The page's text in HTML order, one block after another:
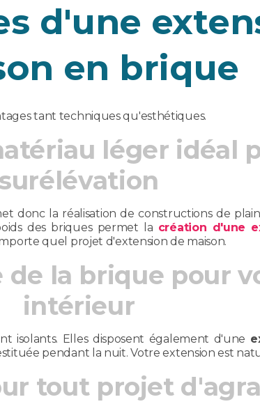
d'une
en brique
tant techniques qu'esthétiques.
léger idéal
surélévation
donc la réalisation de constructions de
des briques permet la création d'une
quel projet d'extension de maison.
de la brique pour
intérieur
isolants. Elles disposent également d'une
pendant la nuit. Votre extension est
tout projet